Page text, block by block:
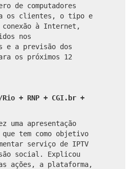
de computadores
os clientes, o tipo e
à Internet,
nos
e a previsão dos
os próximos 12
Rio + RNP + CGI.br +
uma apresentação
tem como objetivo
serviço de IPTV
social. Explicou
ações, a plataforma,